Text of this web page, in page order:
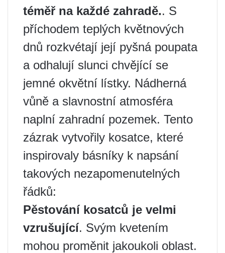
téměř na každé zahradě.. S
příchodem teplých květnových
dnů rozkvétají její pyšná poupata
a odhalují slunci chvějící se
jemné okvětní lístky. Nádherná
vůně a slavnostní atmosféra
naplní zahradní pozemek. Tento
zázrak vytvořily kosatce, které
inspirovaly básníky k napsání
takových nezapomenutelných
řádků:
Pěstování kosatců je velmi
vzrušující. Svým kvetením
mohou proměnit jakoukoli oblast.